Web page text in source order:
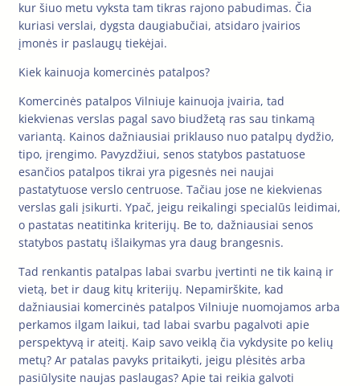
kur šiuo metu vyksta tam tikras rajono pabudimas. Čia
kuriasi verslai, dygsta daugiabučiai, atsidaro įvairios
įmonės ir paslaugų tiekėjai.
Kiek kainuoja komercinės patalpos?
Komercinės patalpos Vilniuje kainuoja įvairia, tad
kiekvienas verslas pagal savo biudžetą ras sau tinkamą
variantą. Kainos dažniausiai priklauso nuo patalpų dydžio,
tipo, įrengimo. Pavyzdžiui, senos statybos pastatuose
esančios patalpos tikrai yra pigesnės nei naujai
pastatytuose verslo centruose. Tačiau jose ne kiekvienas
verslas gali įsikurti. Ypač, jeigu reikalingi specialūs leidimai,
o pastatas neatitinka kriterijų. Be to, dažniausiai senos
statybos pastatų išlaikymas yra daug brangesnis.
Tad renkantis patalpas labai svarbu įvertinti ne tik kainą ir
vietą, bet ir daug kitų kriterijų. Nepamirškite, kad
dažniausiai komercinės patalpos Vilniuje nuomojamos arba
perkamos ilgam laikui, tad labai svarbu pagalvoti apie
perspektyvą ir ateitį. Kaip savo veiklą čia vykdysite po kelių
metų? Ar patalas pavyks pritaikyti, jeigu plėsitės arba
pasiūlysite naujas paslaugas? Apie tai reikia galvoti